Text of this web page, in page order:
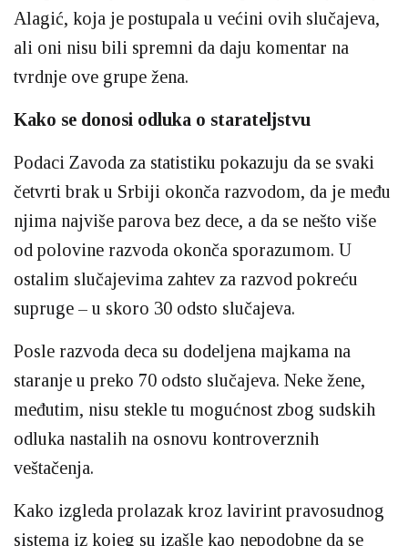
Alagić, koja je postupala u većini ovih slučajeva,
ali oni nisu bili spremni da daju komentar na
tvrdnje ove grupe žena.
Kako se donosi odluka o starateljstvu
Podaci Zavoda za statistiku pokazuju da se svaki
četvrti brak u Srbiji okonča razvodom, da je među
njima najviše parova bez dece, a da se nešto više
od polovine razvoda okonča sporazumom. U
ostalim slučajevima zahtev za razvod pokreću
supruge – u skoro 30 odsto slučajeva.
Posle razvoda deca su dodeljena majkama na
staranje u preko 70 odsto slučajeva. Neke žene,
međutim, nisu stekle tu mogućnost zbog sudskih
odluka nastalih na osnovu kontroverznih
veštačenja.
Kako izgleda prolazak kroz lavirint pravosudnog
sistema iz kojeg su izašle kao nepodobne da se